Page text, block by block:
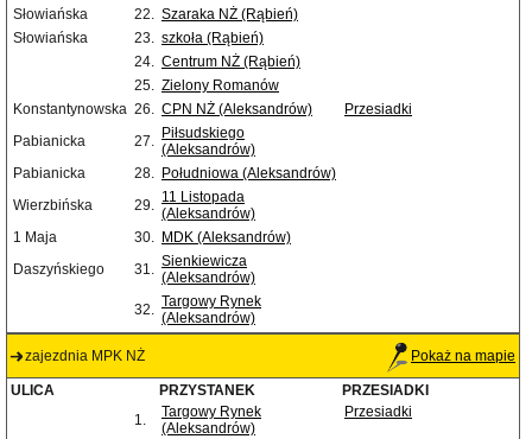
Słowiańska
22. Szaraka NŻ (Rąbień)
Słowiańska
23. szkoła (Rąbień)
24. Centrum NŻ (Rąbień)
25. Zielony Romanów
Konstantynowska 26. CPN NŻ (Aleksandrów)
Przesiadki
Pabianicka
27. Piłsudskiego
(Aleksandrów)
Pabianicka
28. Południowa (Aleksandrów)
Wierzbińska
29. 11 Listopada
(Aleksandrów)
1 Maja
30. MDK (Aleksandrów)
Daszyńskiego
31. Sienkiewicza
(Aleksandrów)
32. Targowy Rynek
(Aleksandrów)
zajezdnia MPK NŻ Pokaż na mapie
ULICA PRZYSTANEK
PRZESIADKI
1.
Targowy Rynek
(Aleksandrów)
Przesiadki